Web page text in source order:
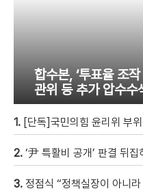
합수본, ‘투표율 조작
관위 등 추가 압수수
1. [단독]국민의힘 윤리위 부위
2. ‘尹 특활비 공개’ 판결 뒤집
3. 정점식 “정책실장이 아니